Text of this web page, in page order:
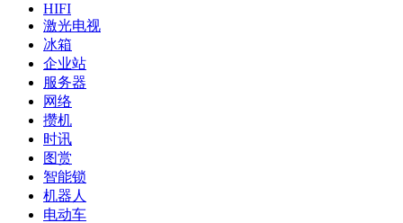
HIFI
激光电视
冰箱
企业站
服务器
网络
攒机
时讯
图赏
智能锁
机器人
电动车